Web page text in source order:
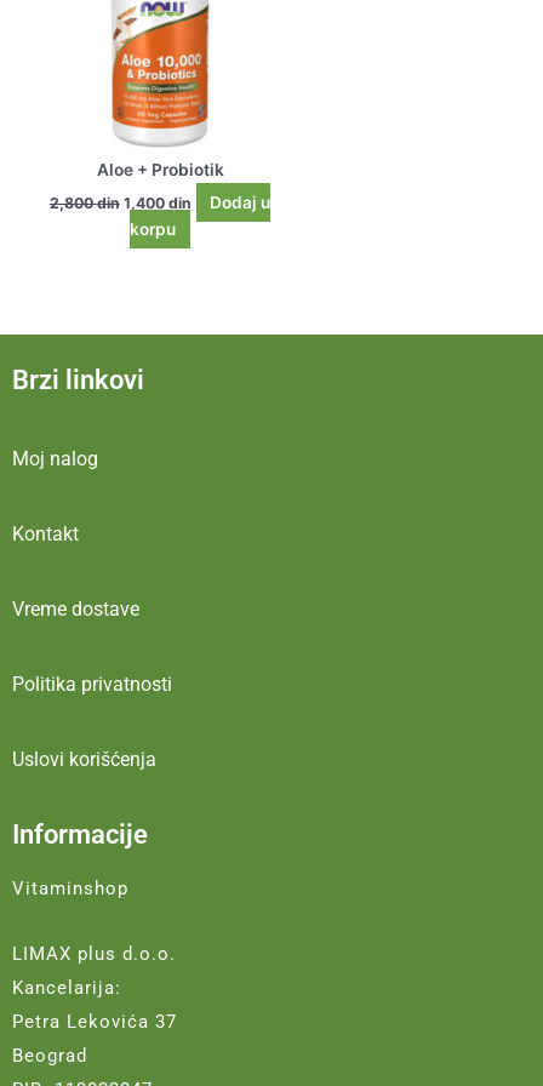
Aloe + Probiotik
2,800din 1,400 din
Dodaj u
korpu
Brzi linkovi
Moj nalog
Kontakt
Vreme dostave
Politika privatnosti
Uslovi korišćenja
Informacije
Vitaminshop
LIMAX plus d.o.o.
Kancelarija:
Petra Lekovića 37
Beograd